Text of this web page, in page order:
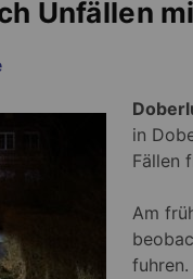
Unfällen
in
Fällen
Am